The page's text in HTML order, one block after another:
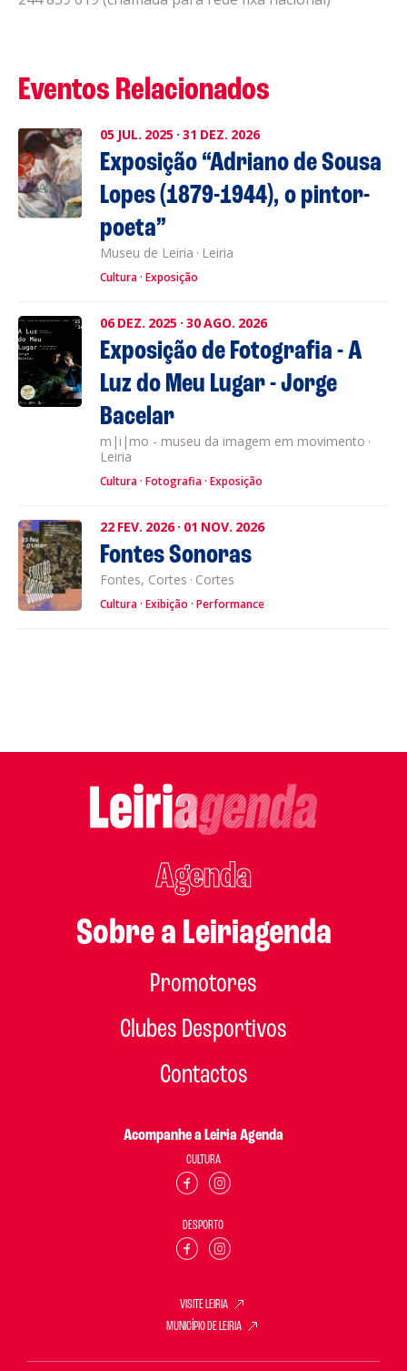
Eventos Relacionados
05 JUL. 2025 · 31 DEZ. 2026
Exposição “Adriano de Sousa
Lopes (1879-1944), o pintor-
poeta”
Museu de Leiria · Leiria
Cultura Exposição
06 DEZ. 2025 · 30AGO. 2026
Exposição de Fotografia - A
Luz do Meu Lugar - Jorge
Bacelar
m|i|mo - museu da imagem em movimento ·
Leiria
Cultura Fotografia Exposição
22 FEV. 2026 · 01 NOV. 2026
Fontes Sonoras
Fontes, Cortes · Cortes
Cultura Exibição Performance
Agenda
Sobre a Leiriagenda
Promotores
Clubes Desportivos
Contactos
Acompanhe a Leiria Agenda
CULTURA
DESPORTO
VISITE LEIRIA
MUNICÍPIO DE LEIRIA